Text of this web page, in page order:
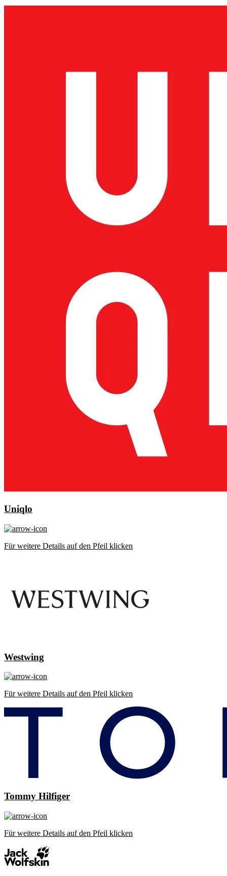
Uniqlo
Für weitere Details auf den Pfeil klicken
Westwing
Für weitere Details auf den Pfeil klicken
Tommy Hilfiger
Für weitere Details auf den Pfeil klicken